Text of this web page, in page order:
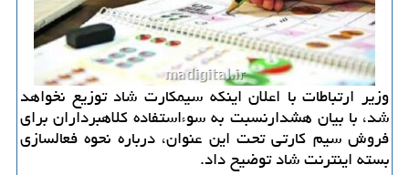
وزیر ارتباطات با اعلان اینكه سیمكارت شاد توزیع نخواهد
شد، با بیان هشدارنسبت به سوءاستفاده كلاهبرداران برای
فروش سیم كارتی تحت این عنوان، درباره نحوه فعالسازی
بسته اینترنت شاد توضیح داد.